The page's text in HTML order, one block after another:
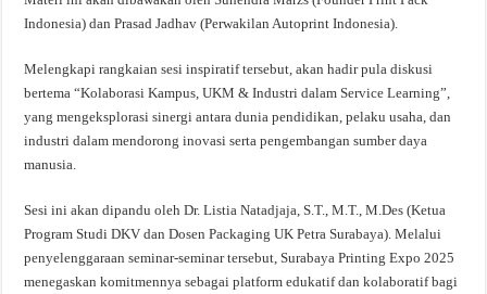
Indonesia) dan Prasad Jadhav (Perwakilan Autoprint Indonesia).
Melengkapi rangkaian sesi inspiratif tersebut, akan hadir pula diskusi
bertema “Kolaborasi Kampus, UKM & Industri dalam Service Learning”,
yang mengeksplorasi sinergi antara dunia pendidikan, pelaku usaha, dan
industri dalam mendorong inovasi serta pengembangan sumber daya
manusia.
Sesi ini akan dipandu oleh Dr. Listia Natadjaja, S.T., M.T., M.Des (Ketua
Program Studi DKV dan Dosen Packaging UK Petra Surabaya). Melalui
penyelenggaraan seminar-seminar tersebut, Surabaya Printing Expo 2025
menegaskan komitmennya sebagai platform edukatif dan kolaboratif bagi